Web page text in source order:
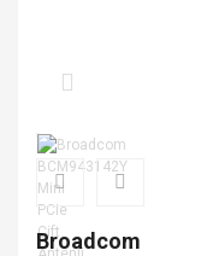
Broadcom